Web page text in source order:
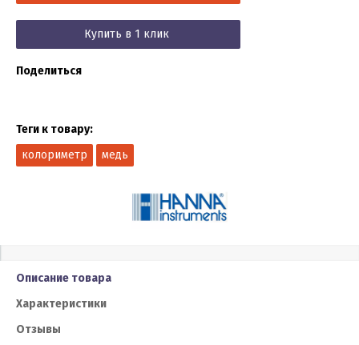
Купить в 1 клик
Поделиться
Теги к товару:
колориметр
медь
Описание товара
Характеристики
Отзывы